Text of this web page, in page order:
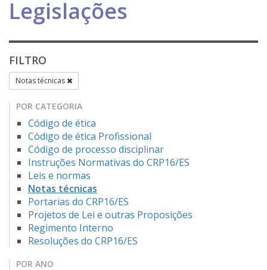
Legislações
FILTRO
Notas técnicas
POR CATEGORIA
Código de ética
Código de ética Profissional
Código de processo disciplinar
Instruções Normativas do CRP16/ES
Leis e normas
Notas técnicas
Portarias do CRP16/ES
Projetos de Lei e outras Proposições
Regimento Interno
Resoluções do CRP16/ES
POR ANO